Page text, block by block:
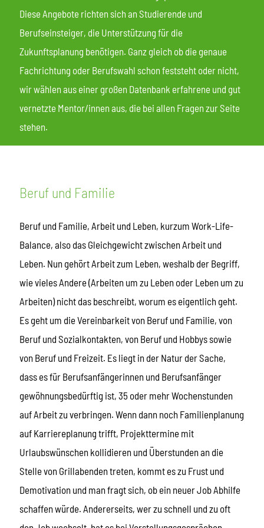
Diese Angebote richten sich an Studierende und
Berufseinsteiger, die Unterstützung für die
Zukunftsplanung benötigen. Ganz gleich ob die genaue
Fachrichtung oder Berufswahl schon feststeht oder nicht,
wir wählen aus einer großen Datenbank erfahrene und gut
vernetzte Mentor/innen aus, die bei allen Fragen zur Seite
stehen.
Beruf und Familie
Beruf und Familie, Arbeit und Leben, kurzum Work-Life-
Balance, also das Gleichgewicht zwischen Arbeit und
Leben. Nun gehört Arbeit zum Leben, weshalb der Begriff,
wie vieles Andere (Arbeiten um zu Leben oder Leben um zu
Arbeiten) nicht das beschreibt, worum es eigentlich geht.
Es geht um die Vereinbarkeit von Beruf und Familie, von
Beruf und Sozialkontakten, von Beruf und Hobbys sowie
von Beruf und Freizeit. Es liegt in der Natur der Sache,
dass es für Berufsanfängerinnen und Berufsanfänger
gewöhnungsbedürftig ist, 35 oder mehr Wochenstunden
auf Arbeit zu verbringen. Wenn dann noch Familienplanung
auf Karriereplanung trifft, Projekttermine mit
Urlaubswünschen kollidieren und Überstunden an die
Stelle von Grillabenden treten, kommt es zu Frust und
Demotivation und man fragt sich, ob ein neuer Job Abhilfe
schaffen würde. Andererseits, wer zu schnell und zu oft